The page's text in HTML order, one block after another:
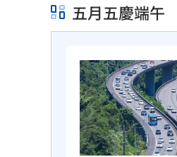
五月五慶端午